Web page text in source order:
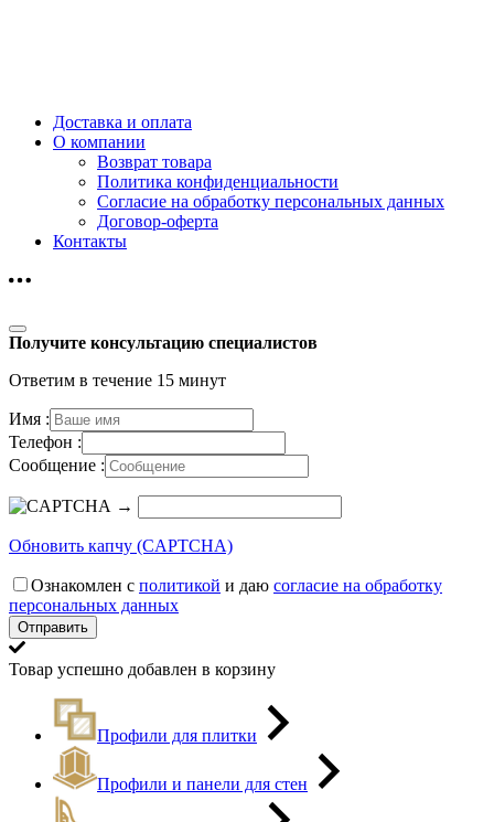
Доставка и оплата
О компании
Возврат товара
Политика конфиденциальности
Согласие на обработку персональных данных
Договор-оферта
Контакты
Получите консультацию специалистов
Ответим в течение 15 минут
Имя :
Телефон :
Сообщение :
→
Обновить капчу (CAPTCHA)
Ознакомлен с политикой и даю согласие на обработку
персональных данных
Товар успешно добавлен в корзину
Профили для плитки
Профили и панели для стен